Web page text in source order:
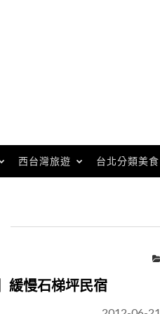
西台灣旅遊 台北分類美食
緩慢石梯坪民宿